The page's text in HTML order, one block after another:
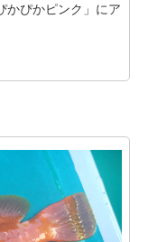
かぴかピンク」にア